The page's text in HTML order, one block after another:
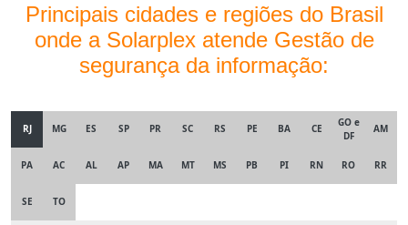
Principais cidades e regiões do Brasil
onde a Solarplex atende Gestão de
segurança da informação:
RJ MG ES SP PR SC RS PE BA CE
GO e
DF
AM
PA AC AL AP MA MT MS PB PI RN RO RR
SE TO